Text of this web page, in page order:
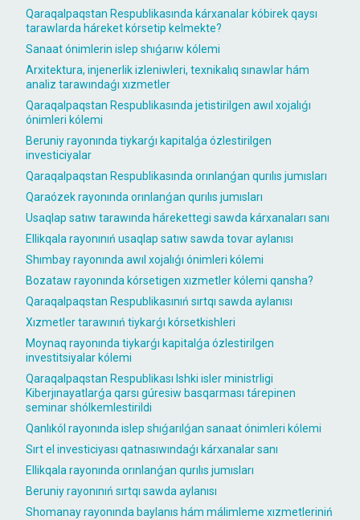
Qaraqalpaqstan Respublikasında kárxanalar kóbirek qaysı
tarawlarda háreket kórsetip kelmekte?
Sanaat ónimlerin islep shıǵarıw kólemi
Arxitektura, injenerlik izleniwleri, texnikalıq sınawlar hám
analiz tarawındaǵı xızmetler
Qaraqalpaqstan Respublikasında jetistirilgen awıl xojalıǵı
ónimleri kólemi
Beruniy rayonında tiykarǵı kapitalǵa ózlestirilgen
investiciyalar
Qaraqalpaqstan Respublikasında orınlanǵan qurılıs jumısları
Qaraózek rayonında orınlanǵan qurılıs jumısları
Usaqlap satıw tarawında hárekettegi sawda kárxanaları sanı
Ellikqala rayonınıń usaqlap satıw sawda tovar aylanısı
Shımbay rayonında awıl xojalıǵı ónimleri kólemi
Bozataw rayonında kórsetigen xızmetler kólemi qansha?
Qaraqalpaqstan Respublikasınıń sırtqı sawda aylanısı
Xızmetler tarawınıń tiykarǵı kórsetkishleri
Moynaq rayonında tiykarǵı kapitalǵa ózlestirilgen
investitsiyalar kólemi
Qaraqalpaqstan Respublikası Ishki isler ministrligi
Kiberjınayatlarǵa qarsı gúresiw basqarması tárepinen
seminar shólkemlestirildi
Qanlıkól rayonında islep shıǵarılǵan sanaat ónimleri kólemi
Sırt el investiciyası qatnasıwındaǵı kárxanalar sanı
Ellikqala rayonında orınlanǵan qurılıs jumısları
Beruniy rayonınıń sırtqı sawda aylanısı
Shomanay rayonında baylanıs hám málimleme xızmetleriniń